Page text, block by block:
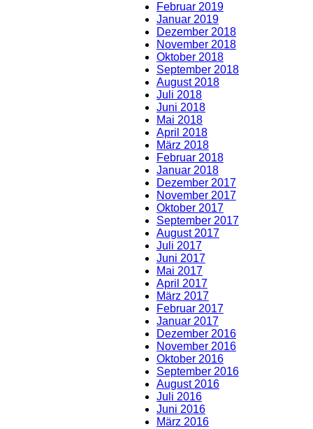
Februar 2019
Januar 2019
Dezember 2018
November 2018
Oktober 2018
September 2018
August 2018
Juli 2018
Juni 2018
Mai 2018
April 2018
März 2018
Februar 2018
Januar 2018
Dezember 2017
November 2017
Oktober 2017
September 2017
August 2017
Juli 2017
Juni 2017
Mai 2017
April 2017
März 2017
Februar 2017
Januar 2017
Dezember 2016
November 2016
Oktober 2016
September 2016
August 2016
Juli 2016
Juni 2016
März 2016